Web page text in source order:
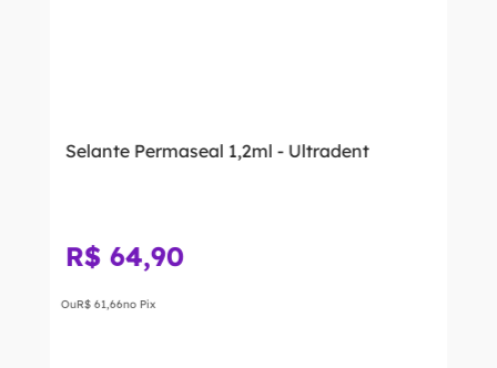
Selante Permaseal 1,2ml - Ultradent
R$ 64,90
OuR$ 61,66no Pix